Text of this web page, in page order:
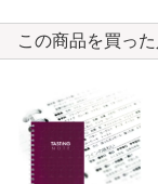
この商品を買っ